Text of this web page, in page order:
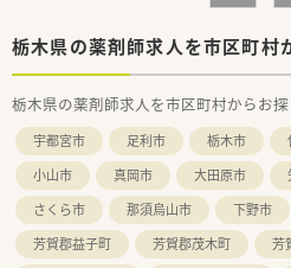
■活気あふれる社風の中で、チ
【法人特徴について】
■北関東エリアを中心に約40店
地域社会に貢献し続けている
■産休や育休の取得率および復
ライフステージの変化にも柔軟
■新卒の離職率が過去3年間ゼ
さが働きやすい環境であること
栃木県の薬剤師求人を市区町村
栃木県の薬剤師求人を市区町村からお探
宇都宮市 足利市 栃木市
小山市
真岡市 大田原市
さくら市
那須烏山市 下野市
芳賀郡益子町
芳賀郡茂木町 芳